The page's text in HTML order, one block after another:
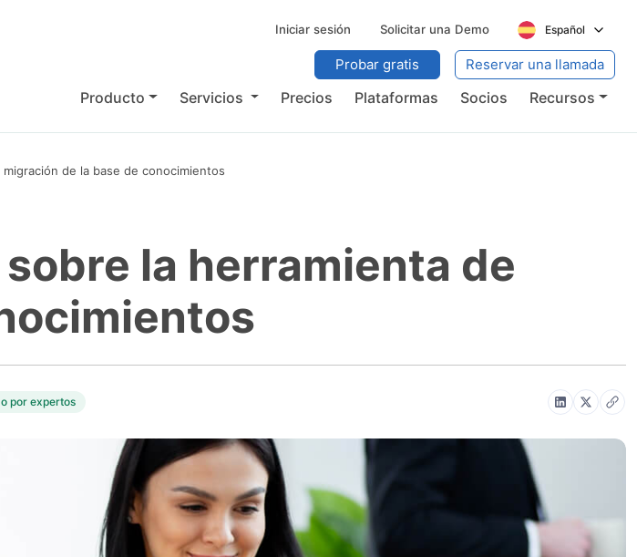
Iniciar sesión Solicitar una Demo Español
Producto Servicios Precios Plataformas Socios Recursos
Probar gratis Reservar una llamada
de la base de conocimientos
la herramienta de
por expertos